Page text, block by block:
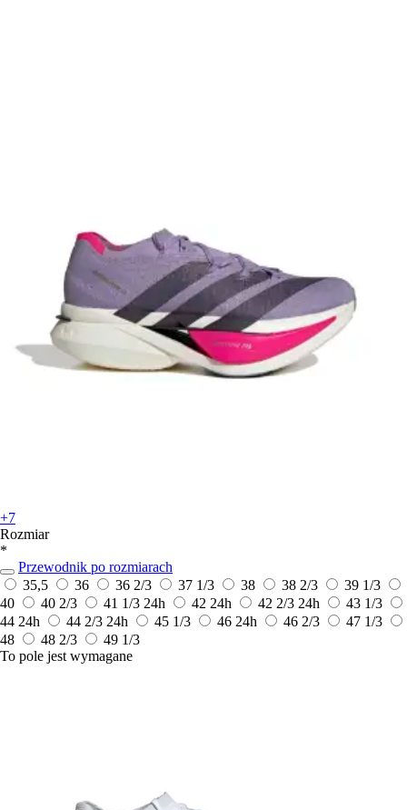
+7
Rozmiar
*
Przewodnik po rozmiarach
35,5
36 36 2/3 37 1/3 38 38 2/3
39 1/3
40
40 2/3 41 1/3 24h 42 24h 42 2/3 24h
43 1/3
44 24h 44 2/3 24h 45 1/3 46 24h 46 2/3
47 1/3
48
48 2/3
49 1/3
To pole jest wymagane